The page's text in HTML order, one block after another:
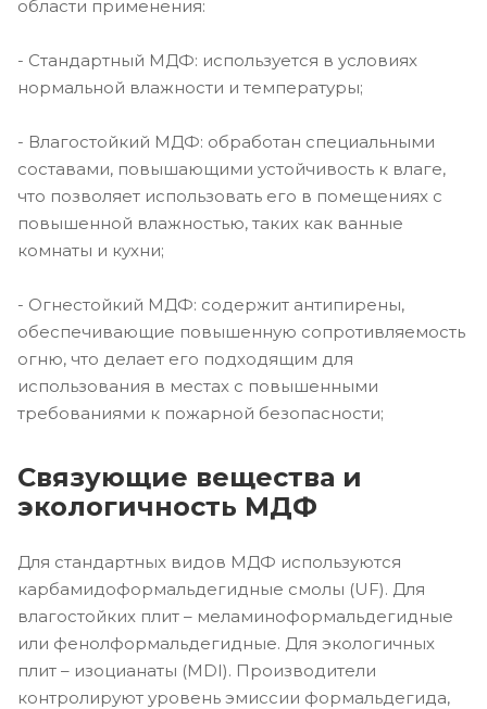
области применения:
- Стандартный МДФ: используется в условиях
нормальной влажности и температуры;
- Влагостойкий МДФ: обработан специальными
составами, повышающими устойчивость к влаге,
что позволяет использовать его в помещениях с
повышенной влажностью, таких как ванные
комнаты и кухни;
- Огнестойкий МДФ: содержит антипирены,
обеспечивающие повышенную сопротивляемость
огню, что делает его подходящим для
использования в местах с повышенными
требованиями к пожарной безопасности;
Связующие вещества и
экологичность МДФ
Для стандартных видов МДФ используются
карбамидоформальдегидные смолы (UF). Для
влагостойких плит – меламиноформальдегидные
или фенолформальдегидные. Для экологичных
плит – изоцианаты (MDI). Производители
контролируют уровень эмиссии формальдегида,